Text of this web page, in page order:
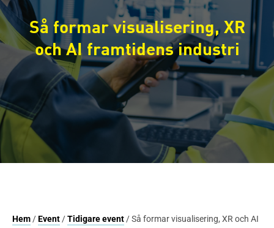
Så formar visualisering, XR
och AI framtidens industri
Hem/Event/Tidigare event/ Så formar visualisering, XR och AI